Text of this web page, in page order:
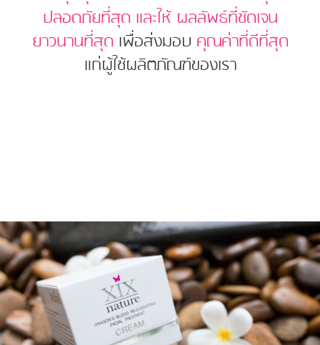
ปลอดภัยที่สุด และให้ ผลลัพธ์ที่ชัดเจน
ยาวนานที่สุด เพื่อส่งมอบ คุณค่าที่ดีที่สุด
แก่ผู้ใช้ผลิตภัณฑ์ของเรา